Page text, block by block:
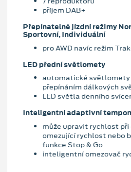
příjem DAB+
Přepínatelné jízdní režimy
Sportovní, Individuální
pro AWD navíc režim
LED přední světlomety
automatické
přepínáním dálkových
LED světla denního
Inteligentní adaptivní
může upravit rychlost
omezující rychlost nebo
funkce Stop & Go
inteligentní omezovač